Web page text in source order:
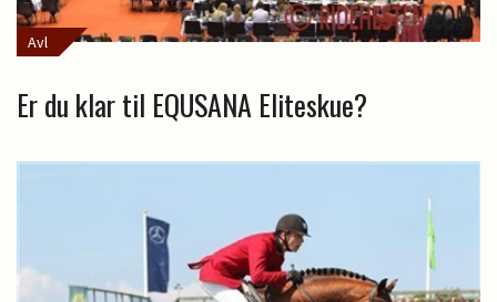
Avl
Er du klar til EQUSANA Eliteskue?